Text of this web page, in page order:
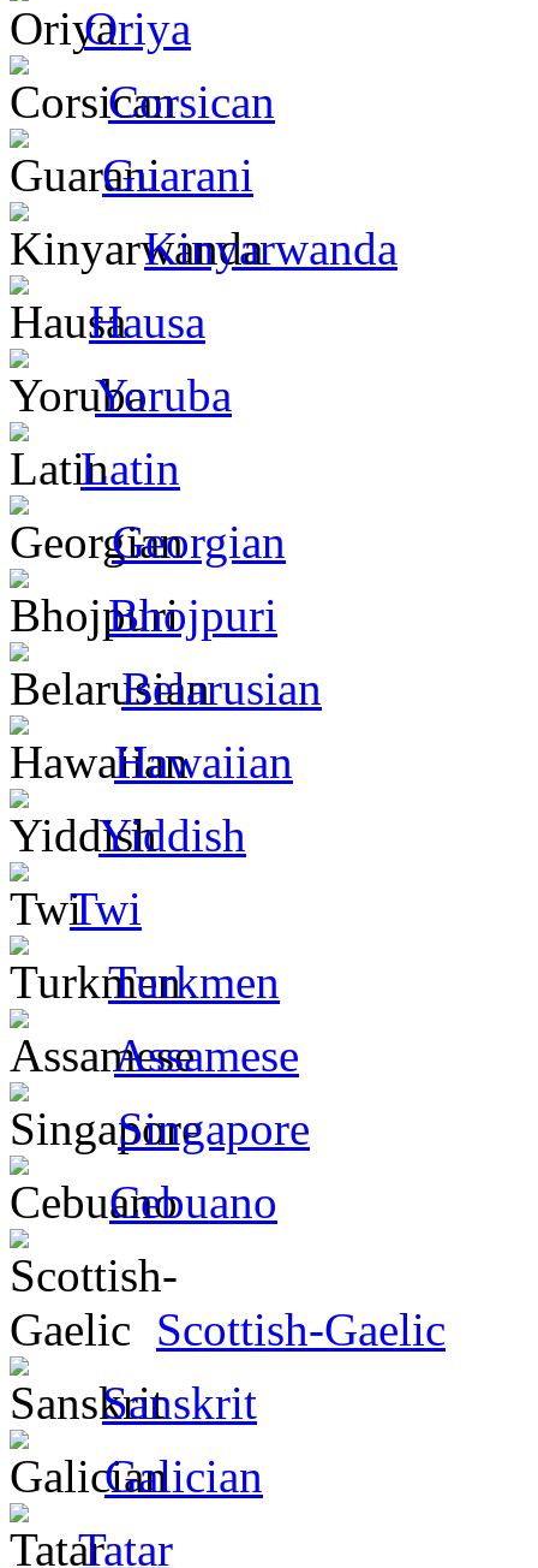
Oriya
Corsican
Guarani
Kinyarwanda
Hausa
Yoruba
Latin
Georgian
Bhojpuri
Belarusian
Hawaiian
Yiddish
Twi
Turkmen
Assamese
Singapore
Cebuano
Scottish-Gaelic
Sanskrit
Galician
Tatar